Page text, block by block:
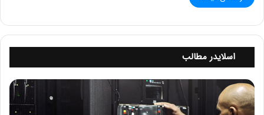
فرکانس پایه پردازنده
حداکثر فرکانس توربو
3.70 گیگاهرتز
حافظه کش
اسمارت اینتل
تعداد لینک های QPI
3
اسلایدر مطالب
ت
ع
م